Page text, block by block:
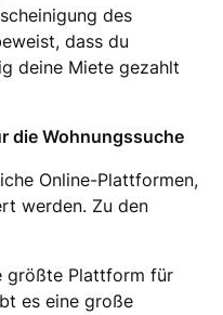
des
dass du
deine Miete gezahlt
die Wohnungssuche
Online-Plattformen,
werden. Zu den
größte Plattform für
es eine große